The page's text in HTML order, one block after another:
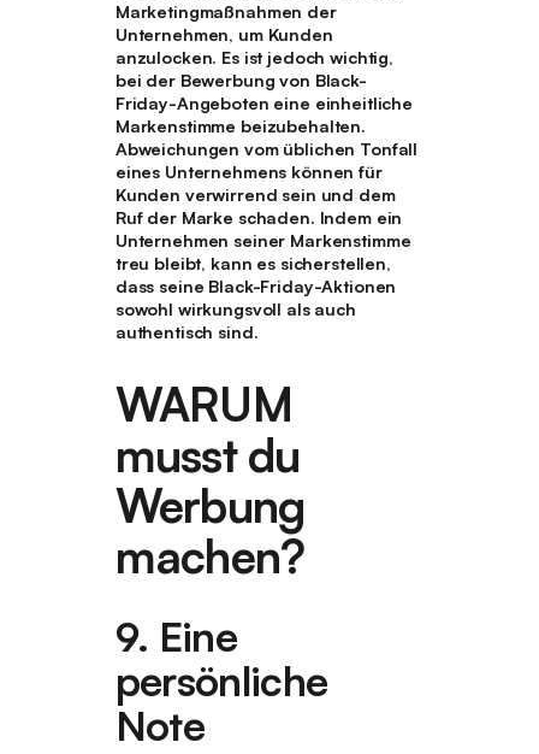
Marketingmaßnahmen der
Unternehmen, um Kunden
anzulocken. Es ist jedoch wichtig,
bei der Bewerbung von Black-
Friday-Angeboten eine einheitliche
Markenstimme beizubehalten.
Abweichungen vom üblichen Tonfall
eines Unternehmens können für
Kunden verwirrend sein und dem
Ruf der Marke schaden. Indem ein
Unternehmen seiner Markenstimme
treu bleibt, kann es sicherstellen,
dass seine Black-Friday-Aktionen
sowohl wirkungsvoll als auch
authentisch sind.
WARUM
musstdu
Werbung
machen?
9. Eine
persönliche
Note